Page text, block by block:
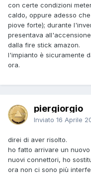
con certe condizioni
caldo, oppure adesso
piove forte); durante
presentava
dalla fire stick amazon.
l'impianto è sicuramente
ora.
piergiorgio
Inviato 16 Aprile
direi di aver risolto.
ho fatto arrivare un
nuovi connettori, ho
ora non ci sono più